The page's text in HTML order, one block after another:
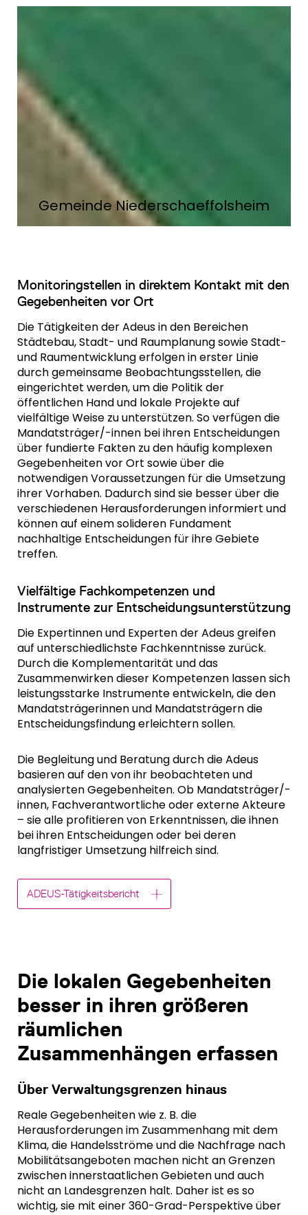
Gemeinde Niederschaeffolsheim
Monitoringstellen in direktem Kontakt mit den
Gegebenheiten vor Ort
Die Tätigkeiten der Adeus in den Bereichen
Städtebau, Stadt- und Raumplanung sowie Stadt-
und Raumentwicklung erfolgen in erster Linie
durch gemeinsame Beobachtungsstellen, die
eingerichtet werden, um die Politik der
öffentlichen Hand und lokale Projekte auf
vielfältige Weise zu unterstützen. So verfügen die
Mandatsträger/-innen bei ihren Entscheidungen
über fundierte Fakten zu den häufig komplexen
Gegebenheiten vor Ort sowie über die
notwendigen Voraussetzungen für die Umsetzung
ihrer Vorhaben. Dadurch sind sie besser über die
verschiedenen Herausforderungen informiert und
können auf einem solideren Fundament
nachhaltige Entscheidungen für ihre Gebiete
treffen.
Vielfältige Fachkompetenzen und
Instrumente zur Entscheidungsunterstützung
Die Expertinnen und Experten der Adeus greifen
auf unterschiedlichste Fachkenntnisse zurück.
Durch die Komplementarität und das
Zusammenwirken dieser Kompetenzen lassen sich
leistungsstarke Instrumente entwickeln, die den
Mandatsträgerinnen und Mandatsträgern die
Entscheidungsfindung erleichtern sollen.
Die Begleitung und Beratung durch die Adeus
basieren auf den von ihr beobachteten und
analysierten Gegebenheiten. Ob Mandatsträger/-
innen, Fachverantwortliche oder externe Akteure
– sie alle profitieren von Erkenntnissen, die ihnen
bei ihren Entscheidungen oder bei deren
langfristiger Umsetzung hilfreich sind.
ADEUS-Tätigkeitsbericht
Die lokalen Gegebenheiten
besser in ihren größeren
räumlichen
Zusammenhängen erfassen
Über Verwaltungsgrenzen hinaus
Reale Gegebenheiten wie z. B. die
Herausforderungen im Zusammenhang mit dem
Klima, die Handelsströme und die Nachfrage nach
Mobilitätsangeboten machen nicht an Grenzen
zwischen innerstaatlichen Gebieten und auch
nicht an Landesgrenzen halt. Daher ist es so
wichtig, sie mit einer 360-Grad-Perspektive über